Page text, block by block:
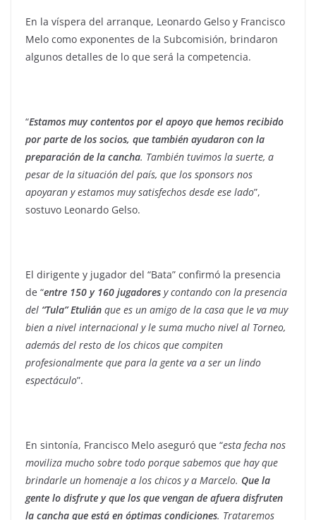
En la víspera del arranque, Leonardo Gelso y Francisco
Melo como exponentes de la Subcomisión, brindaron
algunos detalles de lo que será la competencia.
“Estamos muy contentos por el apoyo que hemos recibido
por parte de los socios, que también ayudaron con la
preparación de la cancha. También tuvimos la suerte, a
pesar de la situación del país, que los sponsors nos
apoyaran y estamos muy satisfechos desde ese lado”,
sostuvo Leonardo Gelso.
El dirigente y jugador del “Bata” confirmó la presencia
de “entre 150 y 160 jugadores y contando con la presencia
del “Tula” Etulián que es un amigo de la casa que le va muy
bien a nivel internacional y le suma mucho nivel al Torneo,
además del resto de los chicos que compiten
profesionalmente que para la gente va a ser un lindo
espectáculo”.
En sintonía, Francisco Melo aseguró que “esta fecha nos
moviliza mucho sobre todo porque sabemos que hay que
brindarle un homenaje a los chicos y a Marcelo. Que la
gente lo disfrute y que los que vengan de afuera disfruten
la cancha que está en óptimas condiciones. Trataremos